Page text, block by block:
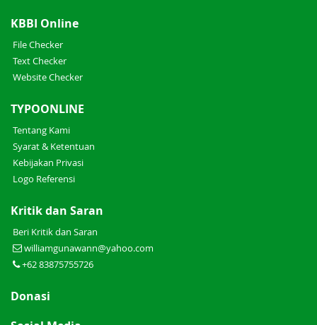
KBBI Online
File Checker
Text Checker
Website Checker
TYPOONLINE
Tentang Kami
Syarat & Ketentuan
Kebijakan Privasi
Logo Referensi
Kritik dan Saran
Beri Kritik dan Saran
williamgunawann@yahoo.com
+62 83875755726
Donasi